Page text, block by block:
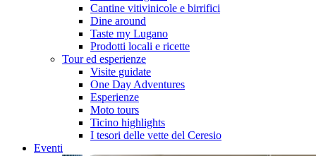
Cantine vitivinicole e birrifici
Dine around
Taste my Lugano
Prodotti locali e ricette
Tour ed esperienze
Visite guidate
One Day Adventures
Esperienze
Moto tours
Ticino highlights
I tesori delle vette del Ceresio
Eventi